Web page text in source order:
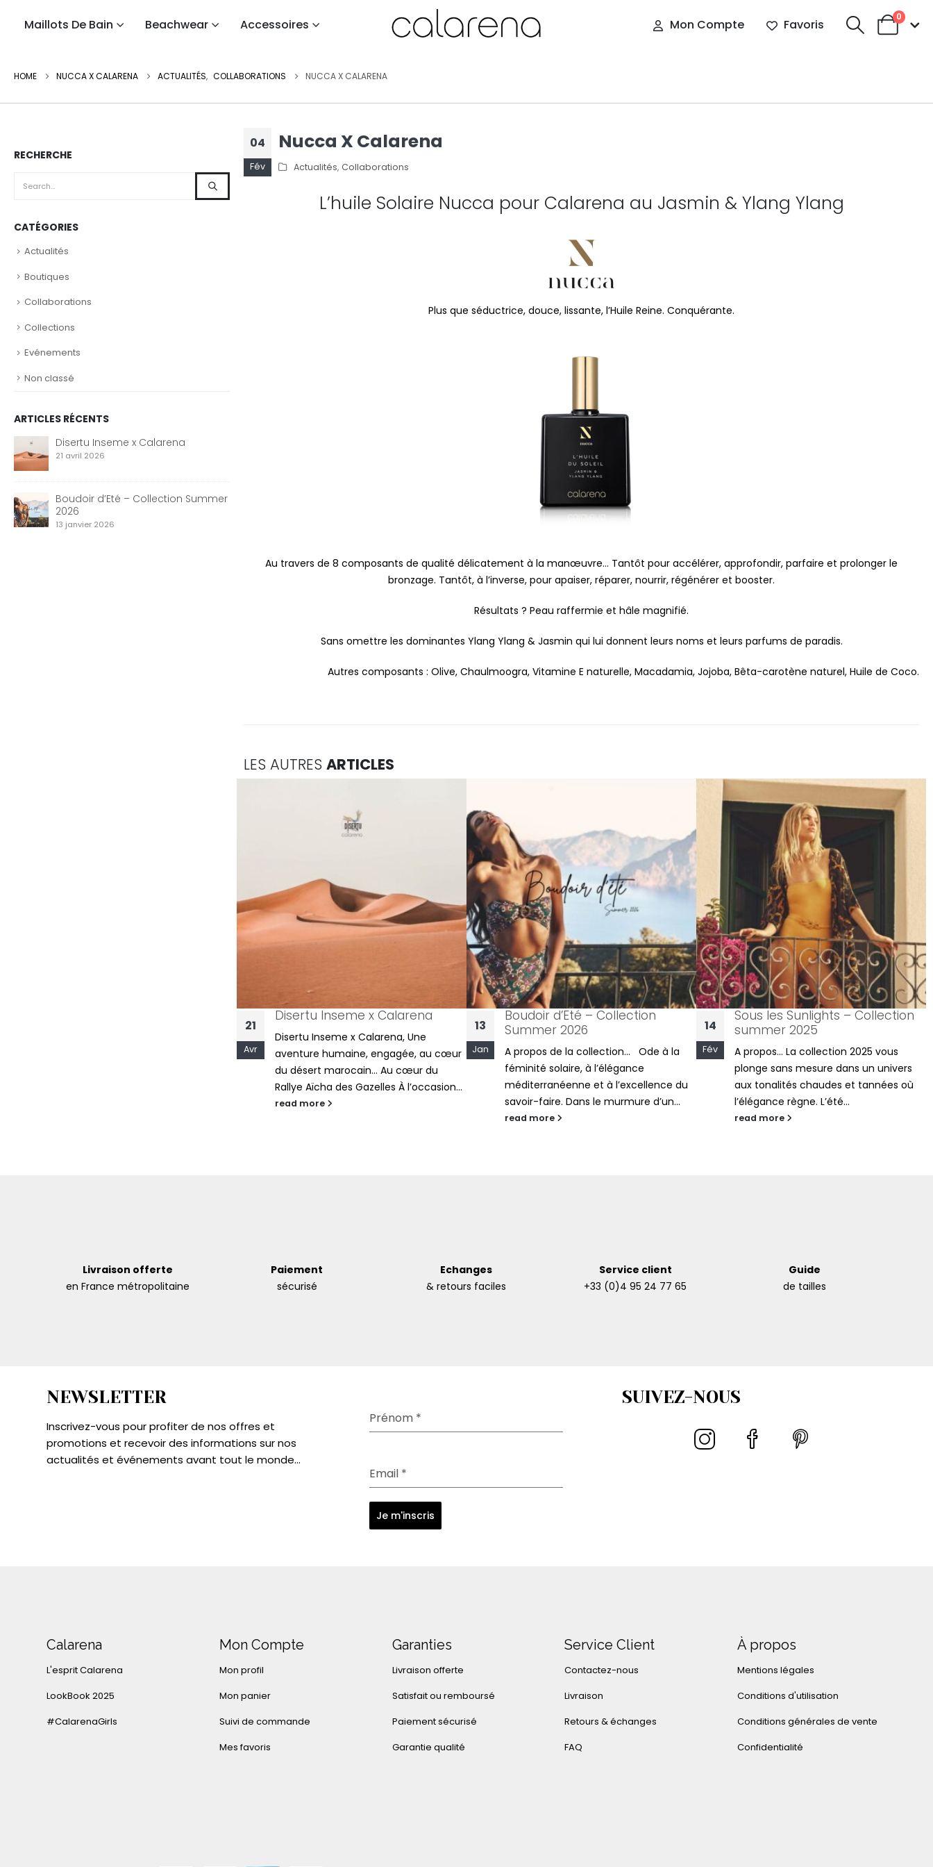
Maillots De Bain Beachwear Accessoires Mon Compte Favoris 0
HOME NUCCA X CALARENA ACTUALITÉS, COLLABORATIONS NUCCA X CALARENA
04
Fév
Nucca X Calarena
Actualités, Collaborations
L’huile Solaire Nucca pour Calarena au Jasmin & Ylang Ylang
Plus que séductrice, douce, lissante, l’Huile Reine. Conquérante.
Au travers de 8 composants de qualité délicatement à la manœuvre… Tantôt pour accélérer, approfondir, parfaire et prolonger le
bronzage. Tantôt, à l’inverse, pour apaiser, réparer, nourrir, régénérer et booster.
Résultats ? Peau raffermie et hâle magnifié.
Sans omettre les dominantes Ylang Ylang & Jasmin qui lui donnent leurs noms et leurs parfums de paradis.
Autres composants : Olive, Chaulmoogra, Vitamine E naturelle, Macadamia, Jojoba, Bêta-carotène naturel, Huile de Coco.
LES AUTRES ARTICLES
21
Avr
Disertu Inseme x Calarena
Disertu Inseme x Calarena, Une
aventure humaine, engagée, au cœur
du désert marocain… Au cœur du
Rallye Aïcha des Gazelles À l’occasion...
read more
13
Jan
Boudoir d’Eté – Collection
Summer 2026
A propos de la collection... Ode à la
féminité solaire, à l’élégance
méditerranéenne et à l’excellence du
savoir-faire. Dans le murmure d’un...
read more
14
Fév
Sous les Sunlights – Collection
summer 2025
A propos... La collection 2025 vous
plonge sans mesure dans un univers
aux tonalités chaudes et tannées où
l’élégance règne. L’été...
read more
RECHERCHE
CATÉGORIES
Actualités
Boutiques
Collaborations
Collections
Evénements
Non classé
ARTICLES RÉCENTS
Disertu Inseme x Calarena
21 avril 2026
Boudoir d’Eté – Collection Summer
2026
13 janvier 2026
Livraison offerte
en France métropolitaine
Paiement
sécurisé
Echanges
& retours faciles
Service client
+33 (0)4 95 24 77 65
Guide
de tailles
NEWSLETTER
Inscrivez-vous pour profiter de nos offres et
promotions et recevoir des informations sur nos
actualités et événements avant tout le monde...
Prénom *
Email *
Je m'inscris
SUIVEZ-NOUS
Calarena
L'esprit Calarena
LookBook 2025
#CalarenaGirls
Mon Compte
Mon profil
Mon panier
Suivi de commande
Mes favoris
Garanties
Livraison offerte
Satisfait ou remboursé
Paiement sécurisé
Garantie qualité
Service Client
Contactez-nous
Livraison
Retours & échanges
FAQ
À propos
Mentions légales
Conditions d'utilisation
Conditions générales de vente
Confidentialité